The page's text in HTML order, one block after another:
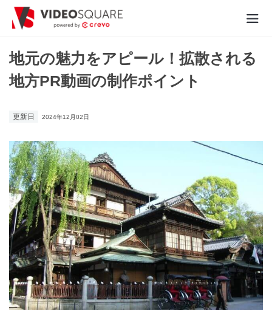
動画制作実績
価格
お役立ち情報
- 動画に関するご相談はこちら -
お問合わせ・無料見積もり
資料ダウンロード
地元の魅力をアピール！拡散される
地方PR動画の制作ポイント
更新日 2024年12月02日